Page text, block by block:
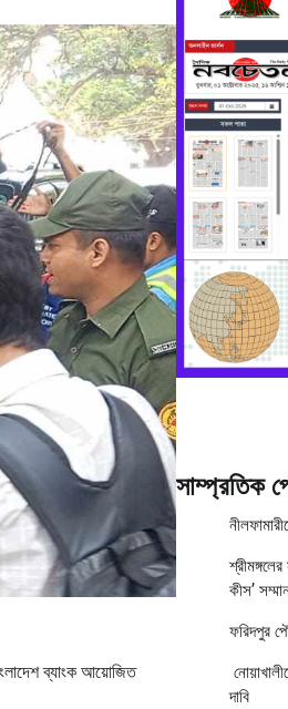
ব্যাংক আয়োজিত
সাম্প্রতিক
কীস’
ফরিদপুর
দাবি